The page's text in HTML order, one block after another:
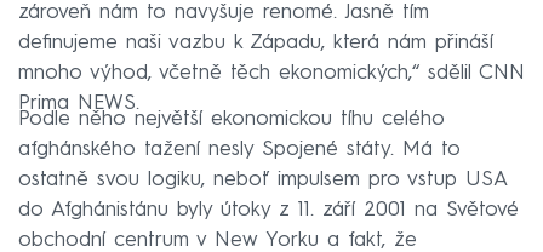
zároveň nám to navyšuje renomé. Jasně tím
definujeme naši vazbu k Západu, která nám přináší
mnoho výhod, včetně těch ekonomických,“ sdělil CNN
Prima NEWS.
Podle něho největší ekonomickou tíhu celého
afghánského tažení nesly Spojené státy. Má to
ostatně svou logiku, neboť impulsem pro vstup USA
do Afghánistánu byly útoky z 11. září 2001 na Světové
obchodní centrum v New Yorku a fakt, že